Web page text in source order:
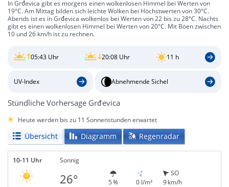
In Grđevica gibt es morgens einen wolkenlosen Himmel bei Werten von
19°C. Am Mittag bilden sich leichte Wolken bei Höchstwerten von 30°C.
Abends ist es in Grđevica wolkenlos bei Werten von 22 bis zu 28°C. Nachts
gibt es einen wolkenlosen Himmel bei Werten von 20°C. Mit Böen zwischen
10 und 26 km/h ist zu rechnen.
05:43 Uhr 20:08 Uhr 11 h
UV-Index Abnehmende Sichel
Stündliche Vorhersage Grđevica
Heute werden bis zu 11 Sonnenstunden erwartet
Übersicht Diagramm Regenradar
10-11 Uhr Sonnig
26° 5 % 0 l/m²
SO
9 km/h